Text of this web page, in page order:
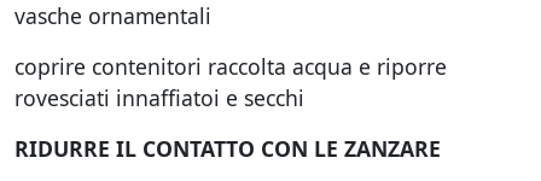
vasche ornamentali
coprire contenitori raccolta acqua e riporre
rovesciati innaffiatoi e secchi
RIDURRE IL CONTATTO CON LE ZANZARE